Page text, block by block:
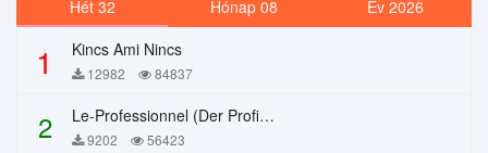
Hét 32 Hónap 08 Év 2026
1 Kincs Ami Nincs
12982 84837
2 Le-Professionnel (Der Profi) – Chi Mai
9202 56423